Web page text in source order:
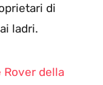
di
ladri.
Rover della